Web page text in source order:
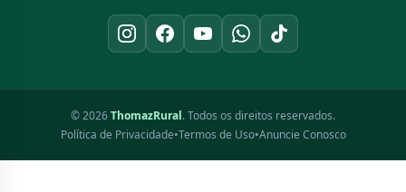
© 2026ThomazRural. Todos os direitos reservados.
Política de Privacidade•Termos de Uso•Anuncie Conosco